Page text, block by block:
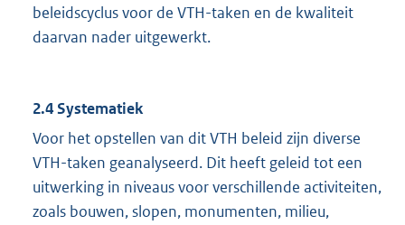
beleidscyclus voor de VTH-taken en de kwaliteit
daarvan nader uitgewerkt.
2.4 Systematiek
Voor het opstellen van dit VTH beleid zijn diverse
VTH-taken geanalyseerd. Dit heeft geleid tot een
uitwerking in niveaus voor verschillende activiteiten,
zoals bouwen, slopen, monumenten, milieu,